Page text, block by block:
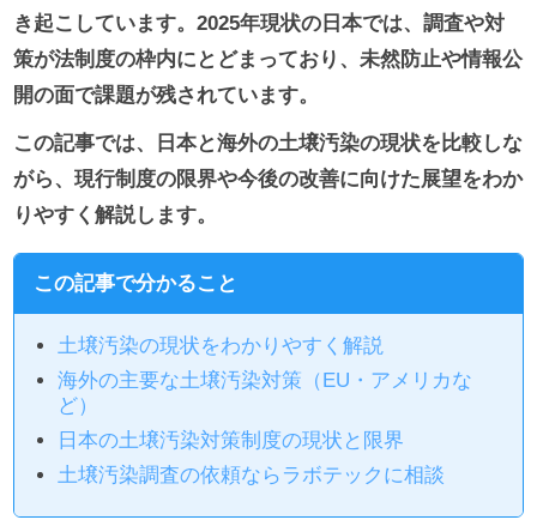
き起こしています。2025年現状の日本では、調査や対
策が法制度の枠内にとどまっており、未然防止や情報公
開の面で課題が残されています。
この記事では、日本と海外の土壌汚染の現状を比較しな
がら、現行制度の限界や今後の改善に向けた展望をわか
りやすく解説します。
この記事で分かること
土壌汚染の現状をわかりやすく解説
海外の主要な土壌汚染対策（EU・アメリカな
ど）
日本の土壌汚染対策制度の現状と限界
土壌汚染調査の依頼ならラボテックに相談